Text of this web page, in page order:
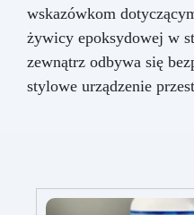
wskazówkom
żywicy epoksydowej w
zewnątrz odbywa się
stylowe urządzenie